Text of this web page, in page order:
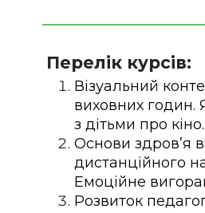
Перелік курсів:
Візуальний
виховних годин.
з дітьми про кіно.
Основи здров’я
дистанційного
Емоційне
Розвиток